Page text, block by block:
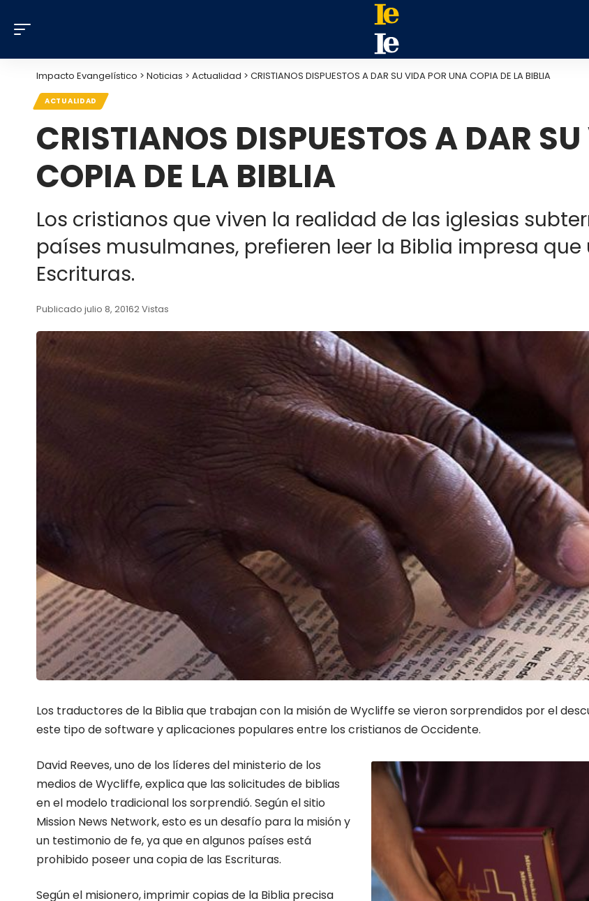
Impacto Evangelístico > Noticias > Actualidad > CRISTIANOS DISPUESTOS A DAR SU VIDA POR UNA COPIA DE LA BIBLIA
ACTUALIDAD
CRISTIANOS DISPUESTOS A DAR
COPIA DE LA BIBLIA
Los cristianos que viven la realidad de las iglesias
países musulmanes, prefieren leer la Biblia impresa
Escrituras.
Publicado julio 8, 20162 Vistas
Los traductores de la Biblia que trabajan con la misión de Wycliffe se vieron sorprendidos por el
este tipo de software y aplicaciones populares entre los cristianos de Occidente.
David Reeves, uno de los líderes del ministerio de los
medios de Wycliffe, explica que las solicitudes de biblias
en el modelo tradicional los sorprendió. Según el sitio
Mission News Network, esto es un desafío para la misión y
un testimonio de fe, ya que en algunos países está
prohibido poseer una copia de las Escrituras.
Según el misionero, imprimir copias de la Biblia precisa